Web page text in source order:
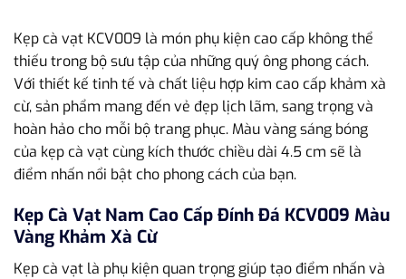
Kẹp cà vạt KCV009 là món phụ kiện cao cấp không thể
thiếu trong bộ sưu tập của những quý ông phong cách.
Với thiết kế tinh tế và chất liệu hợp kim cao cấp khảm xà
cừ, sản phẩm mang đến vẻ đẹp lịch lãm, sang trọng và
hoàn hảo cho mỗi bộ trang phục. Màu vàng sáng bóng
của kẹp cà vạt cùng kích thước chiều dài 4.5 cm sẽ là
điểm nhấn nổi bật cho phong cách của bạn.
Kẹp Cà Vạt Nam Cao Cấp Đính Đá KCV009 Màu
Vàng Khảm Xà Cừ
Kẹp cà vạt là phụ kiện quan trọng giúp tạo điểm nhấn và